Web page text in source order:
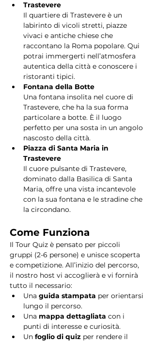
Trastevere
Il quartiere di Trastevere è un
labirinto di vicoli stretti, piazze
vivaci e antiche chiese che
raccontano la Roma popolare. Qui
potrai immergerti nell’atmosfera
autentica della città e conoscere i
ristoranti tipici.
Fontana della Botte
Una fontana insolita nel cuore di
Trastevere, che ha la sua forma
particolare a botte. È il luogo
perfetto per una sosta in un angolo
nascosto della città.
Piazza di Santa Maria in
Trastevere
Il cuore pulsante di Trastevere,
dominato dalla Basilica di Santa
Maria, offre una vista incantevole
con la sua fontana e le stradine che
la circondano.
Come Funziona
Il Tour Quiz è pensato per piccoli
gruppi (2-6 persone) e unisce scoperta
e competizione. All’inizio del percorso,
il nostro host vi accoglierà e vi fornirà
tutto il necessario:
Una guida stampata per orientarsi
lungo il percorso.
Una mappa dettagliata con i
punti di interesse e curiosità.
Un foglio di quiz per rendere il